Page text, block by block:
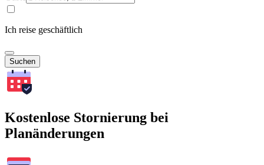
Ich reise geschäftlich
Suchen
Kostenlose Stornierung bei
Planänderungen